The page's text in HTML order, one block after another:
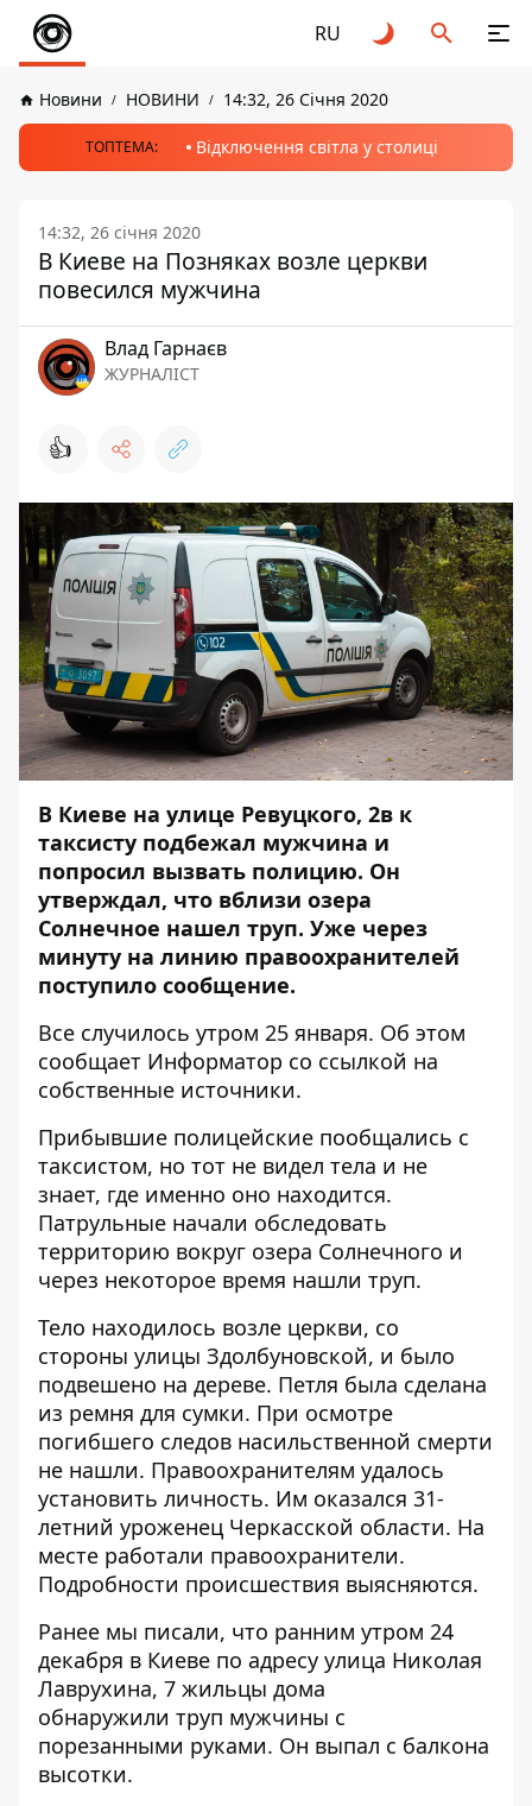
RU
Новини НОВИНИ 14:32, 26 Січня 2020
ТОПТЕМА: Відключення світла у столиці
14:32, 26 січня 2020
В Киеве на Позняках возле церкви
повесился мужчина
Влад Гарнаєв
ЖУРНАЛІСТ
👍
В Киеве на улице Ревуцкого, 2в к
таксисту подбежал мужчина и
попросил вызвать полицию. Он
утверждал, что вблизи озера
Солнечное нашел труп. Уже через
минуту на линию правоохранителей
поступило сообщение.
Все случилось утром 25 января. Об этом
сообщает Информатор со ссылкой на
собственные источники.
Прибывшие полицейские пообщались с
таксистом, но тот не видел тела и не
знает, где именно оно находится.
Патрульные начали обследовать
территорию вокруг озера Солнечного и
через некоторое время нашли труп.
Тело находилось возле церкви, со
стороны улицы Здолбуновской, и было
подвешено на дереве. Петля была сделана
из ремня для сумки. При осмотре
погибшего следов насильственной смерти
не нашли. Правоохранителям удалось
установить личность. Им оказался 31-
летний уроженец Черкасской области. На
месте работали правоохранители.
Подробности происшествия выясняются.
Ранее мы писали, что ранним утром 24
декабря в Киеве по адресу улица Николая
Лаврухина, 7 жильцы дома
обнаружили труп мужчины с
порезанными руками. Он выпал с балкона
высотки.